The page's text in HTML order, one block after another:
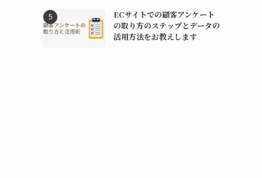
ECサイトでの顧客アンケート
の取り方のステップとデータの
活用方法をお教えします